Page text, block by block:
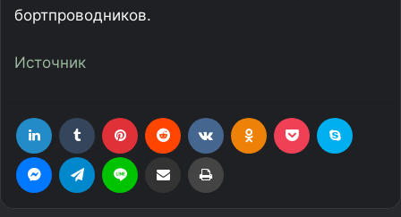
бортпроводников.
Источник